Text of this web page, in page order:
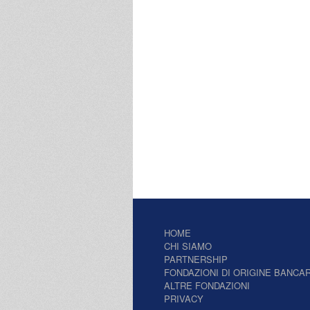
HOME
CHI SIAMO
PARTNERSHIP
FONDAZIONI DI ORIGINE
ALTRE FONDAZIONI
PRIVACY